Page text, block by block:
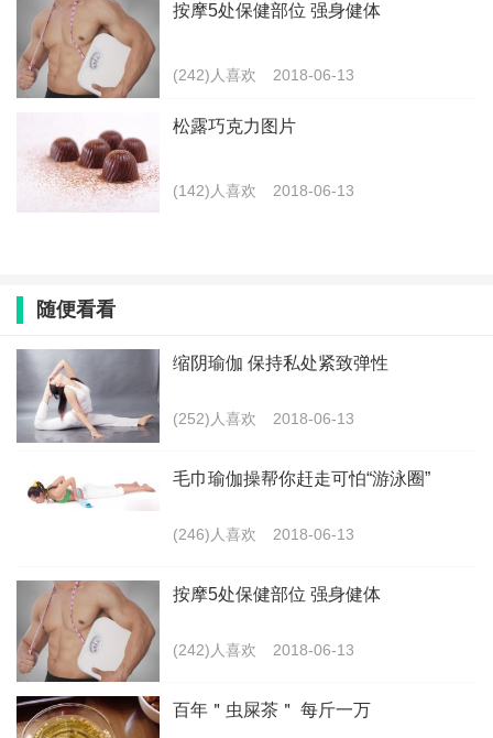
按摩5处保健部位 强身健体
(242)人喜欢 2018-06-13
松露巧克力图片
(142)人喜欢 2018-06-13
随便看看
缩阴瑜伽 保持私处紧致弹性
(252)人喜欢 2018-06-13
毛巾瑜伽操帮你赶走可怕“游泳圈”
(246)人喜欢 2018-06-13
按摩5处保健部位 强身健体
(242)人喜欢 2018-06-13
百年＂虫屎茶＂ 每斤一万